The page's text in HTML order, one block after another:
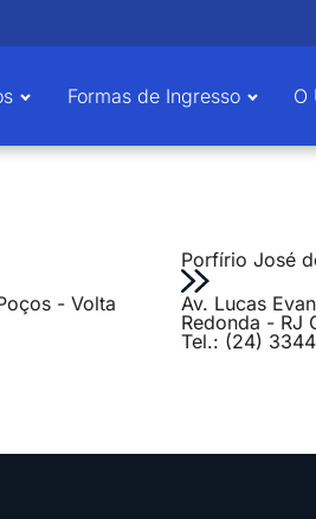
Formas de Ingresso O
- Volta
Porfírio José
Av. Lucas
Redonda - RJ
Tel.: (24)